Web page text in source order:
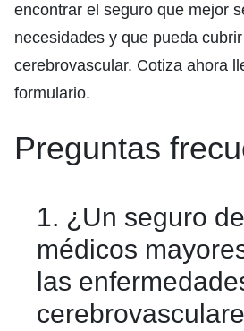
encontrar el seguro que mejor
necesidades y que pueda
cerebrovascular. Cotiza ahora
formulario.
Preguntas
1. ¿Un seguro
médicos
las